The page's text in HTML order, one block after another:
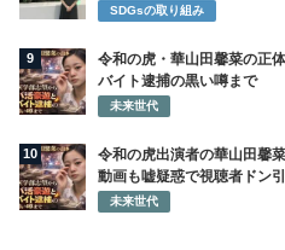
SDGsの取り組み
9
令和の虎・華山田馨菜の正
バイト逮捕の黒い噂まで
未来世代
10
令和の虎出演者の華山田馨
動画も嘘疑惑で視聴者ドン
未来世代